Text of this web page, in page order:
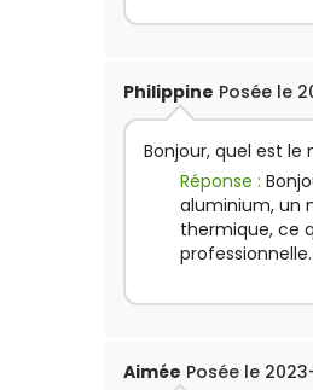
Philippine Posée le
Bonjour, quel est
Réponse :
aluminium, un
thermique, ce
Aimée Posée le